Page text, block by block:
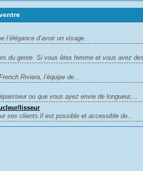
l’élégance d’avoir un visage...
du genre. Si vous êtes femme et vous avez
Riviera, l’équipe de...
ou que vous ayez envie de longueur,...
lisseur
ses clients.Il est possible et accessible de...